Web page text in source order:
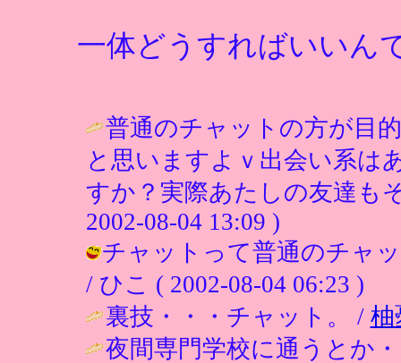
一体どうすればいいん
普通のチャットの方が目
と思いますよｖ出会い系は
すか？実際あたしの友達も
2002-08-04 13:09 )
チャットって普通のチャ
/ ひこ ( 2002-08-04 06:23 )
裏技・・・チャット。 / 柚
夜間専門学校に通うとか